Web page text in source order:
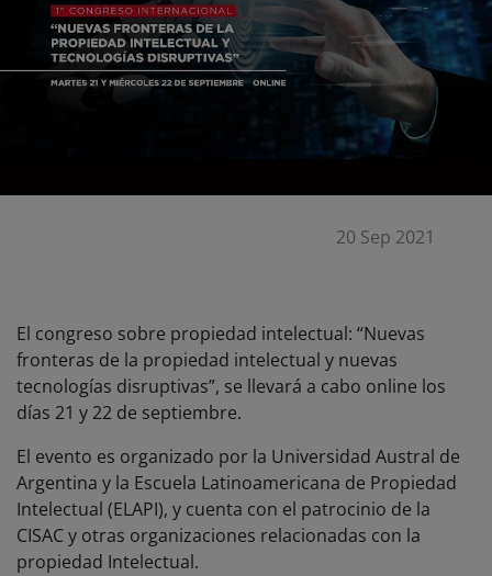
20 Sep 2021
El congreso sobre propiedad intelectual: “Nuevas
fronteras de la propiedad intelectual y nuevas
tecnologías disruptivas”, se llevará a cabo online los
días 21 y 22 de septiembre.
El evento es organizado por la Universidad Austral de
Argentina y la Escuela Latinoamericana de Propiedad
Intelectual (ELAPI), y cuenta con el patrocinio de la
CISAC y otras organizaciones relacionadas con la
propiedad Intelectual.